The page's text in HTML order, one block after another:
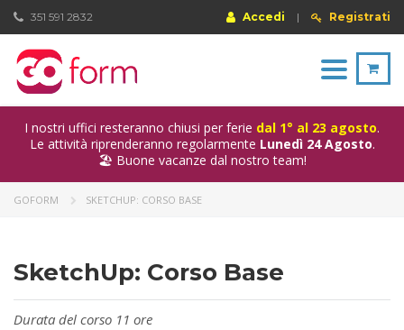
Accedi | Registrati
351 591 2832
Toggle
navigation
I nostri uffici resteranno chiusi per ferie dal 1° al 23 agosto.
Le attività riprenderanno regolarmente Lunedì 24 Agosto.
🏖️ Buone vacanze dal nostro team!
GOFORM SKETCHUP: CORSO BASE
SketchUp: Corso Base
Durata del corso 11 ore